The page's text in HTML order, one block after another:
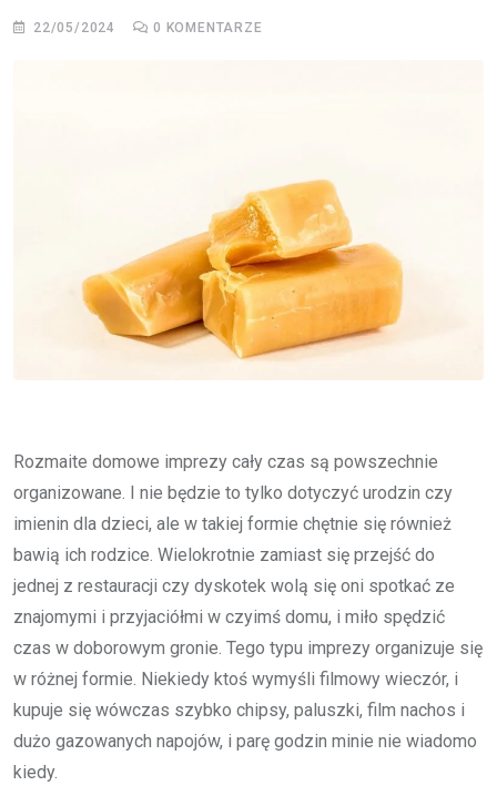
22/05/2024 0 KOMENTARZE
Rozmaite domowe imprezy cały czas są powszechnie
organizowane. I nie będzie to tylko dotyczyć urodzin czy
imienin dla dzieci, ale w takiej formie chętnie się również
bawią ich rodzice. Wielokrotnie zamiast się przejść do
jednej z restauracji czy dyskotek wolą się oni spotkać ze
znajomymi i przyjaciółmi w czyimś domu, i miło spędzić
czas w doborowym gronie. Tego typu imprezy organizuje się
w różnej formie. Niekiedy ktoś wymyśli filmowy wieczór, i
kupuje się wówczas szybko chipsy, paluszki, film nachos i
dużo gazowanych napojów, i parę godzin minie nie wiadomo
kiedy.